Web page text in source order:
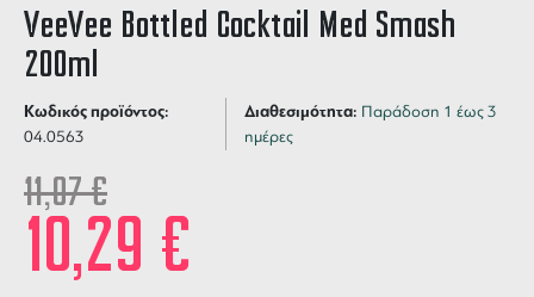
VeeVee Bottled Cocktail Med Smash
200ml
Κωδικός προϊόντος:
04.0563
Διαθεσιμότητα: Παράδοση 1 έως 3
ημέρες
11,07€
10,29 €